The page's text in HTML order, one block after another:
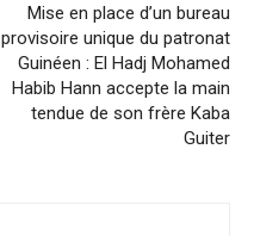
Mise en place d’un bureau
provisoire unique du patronat
Guinéen : El Hadj Mohamed
Habib Hann accepte la main
tendue de son frère Kaba
Guiter